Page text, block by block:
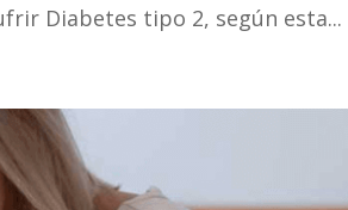
Diabetes tipo 2, según esta...